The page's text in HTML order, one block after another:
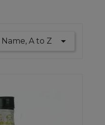
Name, A to Z 